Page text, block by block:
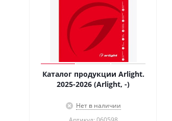
Каталог продукции Arlight.
2025-2026 (Arlight, -)
Нет в наличии